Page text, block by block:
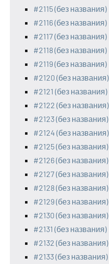
#2115 (без названия)
#2116 (без названия)
#2117 (без названия)
#2118 (без названия)
#2119 (без названия)
#2120 (без названия)
#2121 (без названия)
#2122 (без названия)
#2123 (без названия)
#2124 (без названия)
#2125 (без названия)
#2126 (без названия)
#2127 (без названия)
#2128 (без названия)
#2129 (без названия)
#2130 (без названия)
#2131 (без названия)
#2132 (без названия)
#2133 (без названия)